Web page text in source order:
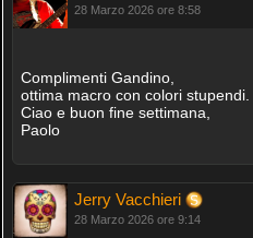
28 Marzo 2026 ore 8:58
Complimenti Gandino,
ottima macro con colori stupendi.
Ciao e buon fine settimana,
Paolo
Jerry Vacchieri
28 Marzo 2026 ore 9:14